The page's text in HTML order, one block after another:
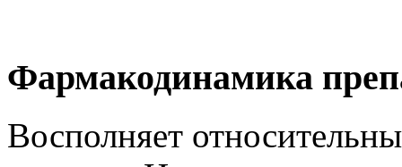
Фармакодинамика
Восполняет